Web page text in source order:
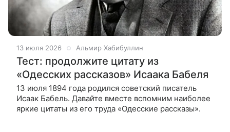
13 июля 2026 Альмир Хабибуллин
Тест: продолжите цитату из
«Одесских рассказов» Исаака Бабеля
13 июля 1894 года родился советский писатель
Исаак Бабель. Давайте вместе вспомним наиболее
яркие цитаты из его труда «Одесские рассказы».